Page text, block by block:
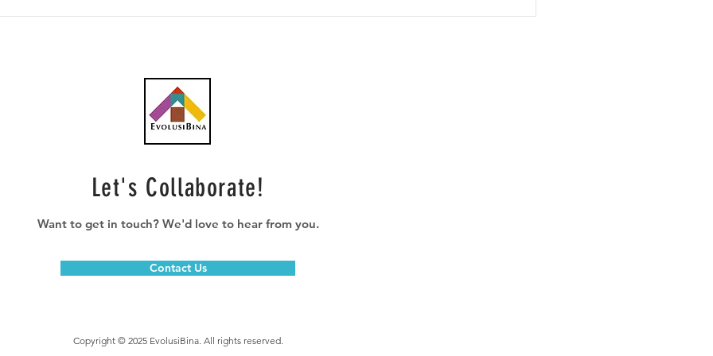
Let's Collaborate!
Want to get in touch? We'd love to hear from you.
Contact Us
Copyright © 2025 EvolusiBina. All rights reserved.